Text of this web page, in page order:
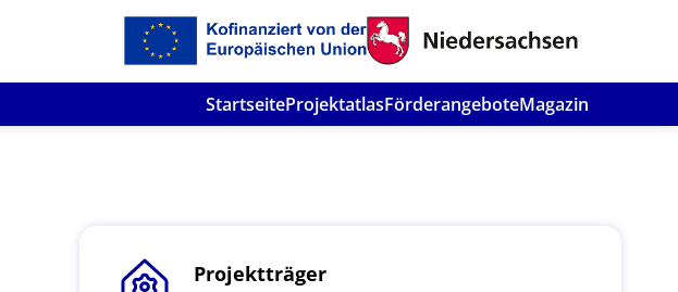
StartseiteProjektatlasFörderangeboteMagazin
Projektträger